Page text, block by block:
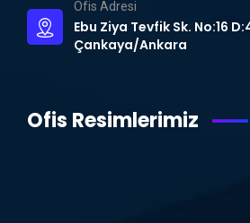
Ofis Adresi
Ebu Ziya Tevfik Sk. No:16
Çankaya/Ankara
Ofis Resimlerimiz